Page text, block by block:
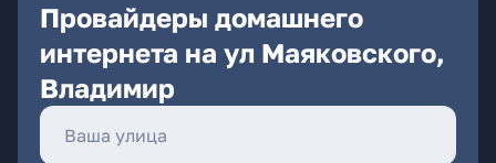
Провайдеры домашнего
интернета на ул Маяковского,
Владимир